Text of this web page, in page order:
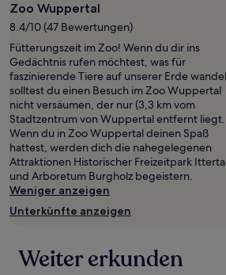
2 Erwachsenen
gefunden
wurde.
Preise
und
Verfügbarkeiten
können
sich
ändern.
Es
können
zusätzliche
Bedingungen
gelten.
Zoo Wuppertal
8.4/10 (47 Bewertungen)
Fütterungszeit im Zoo! Wenn du dir ins
Gedächtnis rufen möchtest, was für
faszinierende Tiere auf unserer Erde
solltest du einen Besuch im Zoo Wuppertal
nicht versäumen, der nur (3,3 km vom
Stadtzentrum von Wuppertal entfernt liegt.
Wenn du in Zoo Wuppertal deinen Spaß
hattest, werden dich die nahegelegenen
Attraktionen Historischer Freizeitpark
und Arboretum Burgholz begeistern.
Weniger anzeigen
Unterkünfte anzeigen
Weiter erkunden